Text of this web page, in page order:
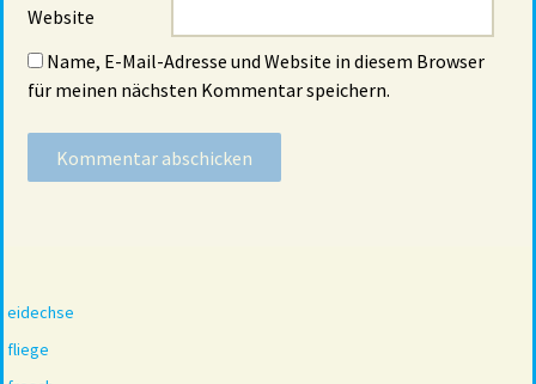
Website
Name, E-Mail-Adresse und Website in diesem Browser
für meinen nächsten Kommentar speichern.
eidechse
fliege